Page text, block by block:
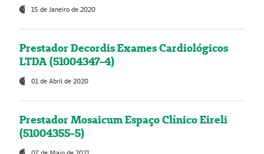
15 de Janeiro de 2020
Prestador Decordis Exames Cardiológicos
LTDA (51004347-4)
01 de Abril de 2020
Prestador Mosaicum Espaço Clínico Eireli
(51004355-5)